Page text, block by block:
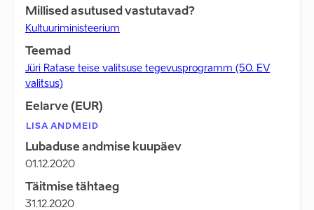
Millised asutused vastutavad?
Kultuuriministeerium
Teemad
Jüri Ratase teise valitsuse tegevusprogramm (50. EV
valitsus)
Eelarve (EUR)
LISA ANDMEID
Lubaduse andmise kuupäev
01.12.2020
Täitmise tähtaeg
31.12.2020